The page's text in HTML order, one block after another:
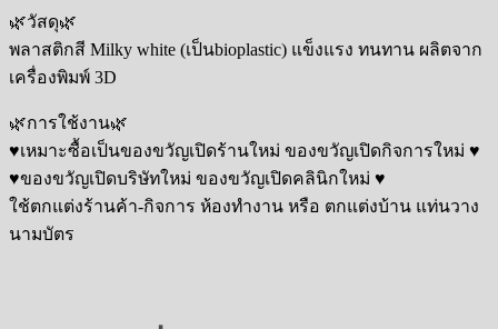
🌿วัสดุ🌿
พลาสติกสี Milky white (เป็นbioplastic) แข็งแรง ทนทาน ผลิตจาก
เครื่องพิมพ์ 3D
🌿การใช้งาน🌿
♥️เหมาะซื้อเป็นของขวัญเปิดร้านใหม่ ของขวัญเปิดกิจการใหม่ ♥️
♥️ของขวัญเปิดบริษัทใหม่ ของขวัญเปิดคลินิกใหม่ ♥️
ใช้ตกแต่งร้านค้า-กิจการ ห้องทำงาน หรือ ตกแต่งบ้าน แท่นวาง
นามบัตร